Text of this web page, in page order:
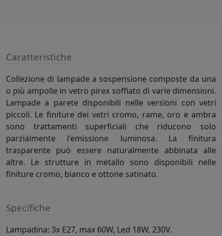
Caratteristiche
Collezione di lampade a sospensione composte da una
o più ampolle in vetro pirex soffiato di varie dimensioni.
Lampade a parete disponibili nelle versioni con vetri
piccoli. Le finiture dei vetri cromo, rame, oro e ambra
sono trattamenti superficiali che riducono solo
parzialmente l'emissione luminosa. La finitura
trasparente può essere naturalmente abbinata alle
altre. Le strutture in metallo sono disponibili nelle
finiture cromo, bianco e ottone satinato.
Specifiche
Lampadina: 3x E27, max 60W, Led 18W, 230V.